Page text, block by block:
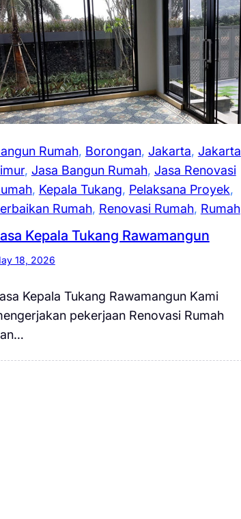
Rumah, Borongan, Jakarta, Jakarta
, Jasa Bangun Rumah, Jasa Renovasi
, Kepala Tukang, Pelaksana Proyek
Rumah, Renovasi Rumah, Rumah
Kepala Tukang Rawamangun
18, 2026
Kepala Tukang Rawamangun Kami
pekerjaan Renovasi Rumah